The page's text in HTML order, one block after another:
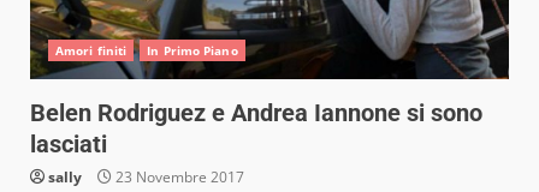
Amori finiti In Primo Piano
Belen Rodriguez e Andrea Iannone si sono
lasciati
sally 23 Novembre 2017